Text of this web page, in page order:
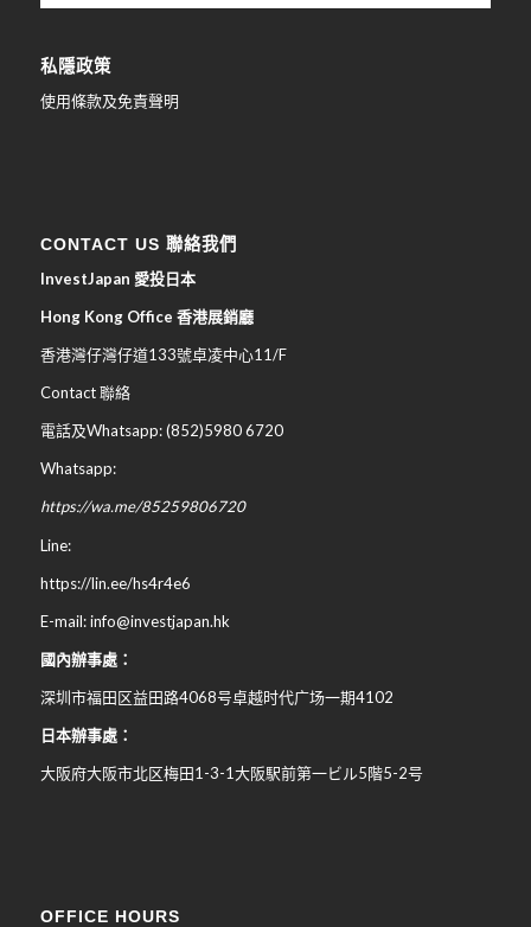
私隱政策
使用條款及免責聲明
CONTACT US 聯絡我們
InvestJapan 愛投日本
Hong Kong Office 香港展銷廳
香港灣仔灣仔道133號卓凌中心11/F
Contact 聯絡
電話及Whatsapp: (852)5980 6720
Whatsapp:
https://wa.me/85259806720
Line:
https://lin.ee/hs4r4e6
E-mail: info@investjapan.hk
國內辦事處：
深圳市福田区益田路4068号卓越时代广场一期4102
日本辦事處：
大阪府大阪市北区梅田1-3-1大阪駅前第一ビル5階5-2号
OFFICE HOURS